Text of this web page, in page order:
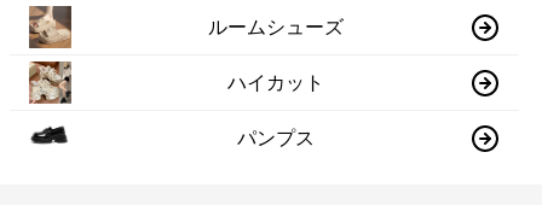
ルームシューズ
ハイカット
パンプス